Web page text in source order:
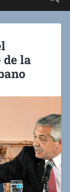
la